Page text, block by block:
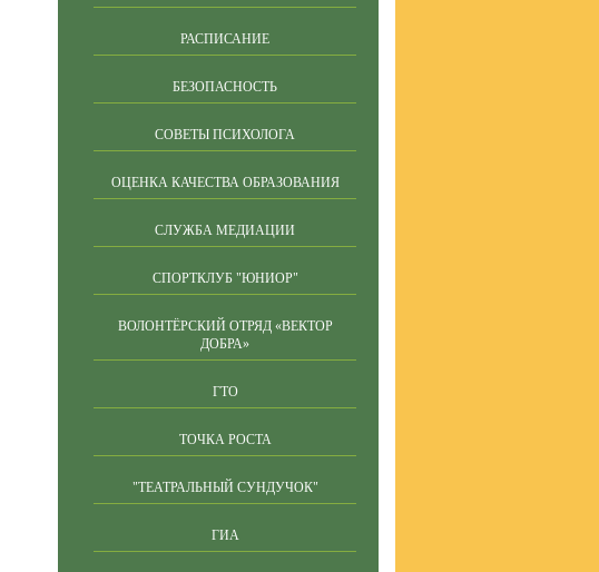
РАСПИСАНИЕ
БЕЗОПАСНОСТЬ
СОВЕТЫ ПСИХОЛОГА
ОЦЕНКА КАЧЕСТВА ОБРАЗОВАНИЯ
СЛУЖБА МЕДИАЦИИ
СПОРТКЛУБ "ЮНИОР"
ВОЛОНТЁРСКИЙ ОТРЯД «ВЕКТОР
ДОБРА»
ГТО
ТОЧКА РОСТА
"ТЕАТРАЛЬНЫЙ СУНДУЧОК"
ГИА